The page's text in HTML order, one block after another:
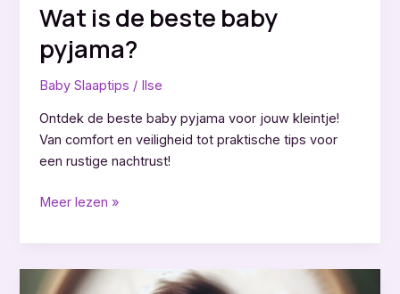
Wat is de beste baby
pyjama?
Baby Slaaptips / Ilse
Ontdek de beste baby pyjama voor jouw kleintje!
Van comfort en veiligheid tot praktische tips voor
een rustige nachtrust!
Wat
de
beste
baby
Meer lezen »